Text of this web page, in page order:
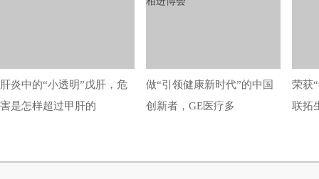
肝炎中的“小透明”戊肝，危
害是怎样超过甲肝的
做“引领健康新时代”的中国
创新者，GE医疗多
荣获
联拓